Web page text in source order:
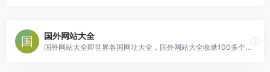
国外网站大全
国外网站大全即世界各国网址大全，国外网站大全收录100多个国家知名网站，包括美国、中国(含香港台湾)、英国、法国、德国、日本、韩国、泰国、印度、俄罗斯、澳大利亚等。